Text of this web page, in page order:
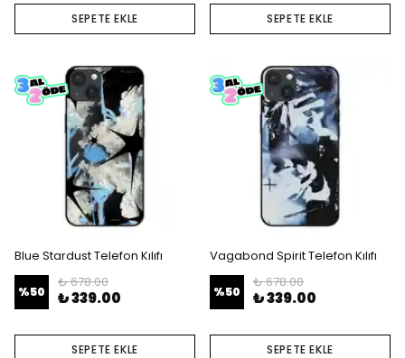
SEPETE EKLE SEPETE EKLE
Blue Stardust Telefon Kılıfı
%50
₺ 678.00
₺ 339.00
SEPETE EKLE
Vagabond Spirit Telefon Kılıfı
%50
₺ 678.00
₺ 339.00
SEPETE EKLE